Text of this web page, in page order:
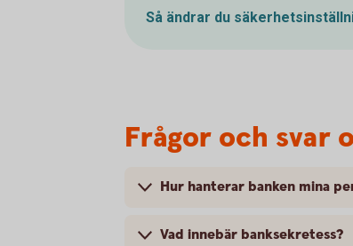
Så ändrar du
Frågor och svar
Hur hanterar banken mina
Vad innebär banksekretess?